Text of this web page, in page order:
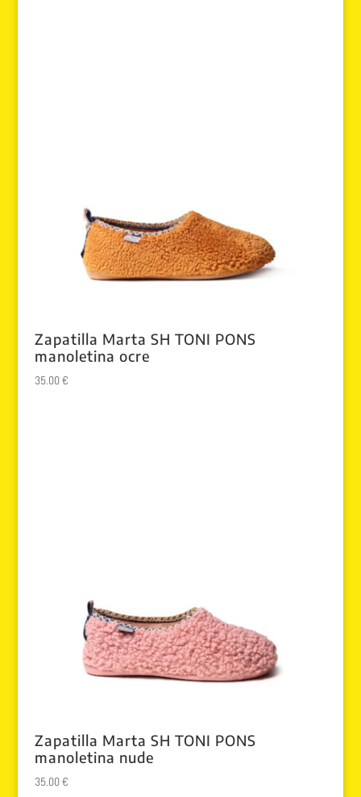
Zapatilla Marta SH TONI PONS
manoletina ocre
35.00€
Zapatilla Marta SH TONI PONS
manoletina nude
35.00€